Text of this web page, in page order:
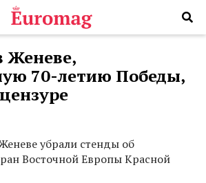
Женеве,
70-летию Победы,
убрали стенды об
Восточной Европы Красной